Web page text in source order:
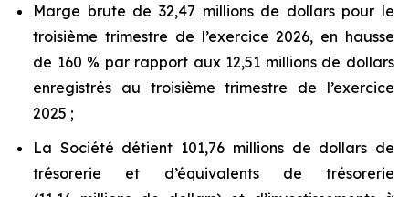
Marge brute de 32,47 millions de dollars pour le
troisième trimestre de l’exercice 2026, en hausse
de 160 % par rapport aux 12,51 millions de dollars
enregistrés au troisième trimestre de l’exercice
2025 ;
La Société détient 101,76 millions de dollars de
trésorerie et d’équivalents de trésorerie